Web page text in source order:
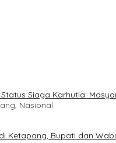
Siaga Karhutla:
Nasional
Ketapang, Bupati dan